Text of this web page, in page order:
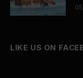
LIKE US ON